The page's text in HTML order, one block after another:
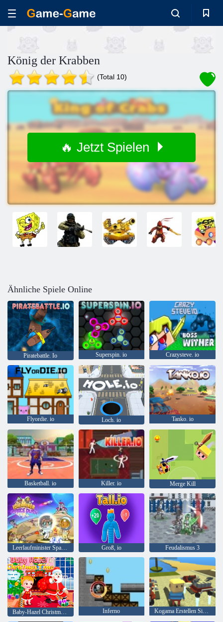
König der Krabben
(Total 10)
🔥 Jetzt Spielen
Ähnliche Spiele Online
Piratebattle. Io Superspin. io Crazysteve. io
Flyordie. io Loch. io Tanko. io
Basketball. io Killer. io Merge Kill
Leerlaufminister Space Rush Groß, io Feudalismus 3
Inferno Kogama Erstellen Sie Ihr Haus